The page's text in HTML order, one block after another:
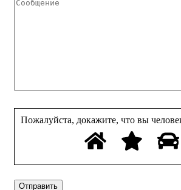
Пожалуйста, докажите, что вы